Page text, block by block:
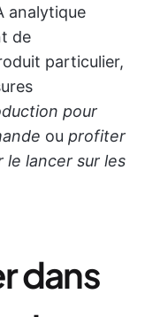
analytique
de
particulier,
pour
ou profiter
le lancer sur les
dans